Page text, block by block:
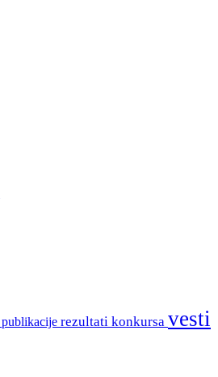
publikacije rezultati konkursa vesti